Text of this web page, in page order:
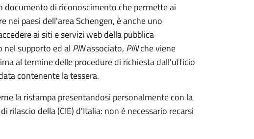
di riconoscimento che permette ai
paesi dell'area Schengen, è anche uno
ai siti e servizi web della pubblica
supporto ed al PINassociato, PINche viene
al termine delle procedure di richiesta dall'ufficio
contenente la tessera.
la ristampa presentandosi personalmente con la
della (CIE) d'Italia: non è necessario recarsi